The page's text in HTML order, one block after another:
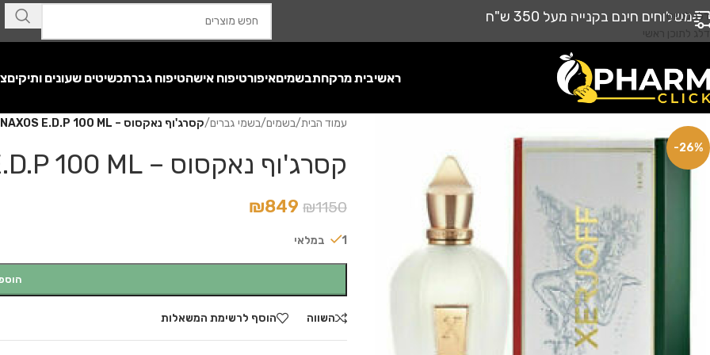
דלג לניווט
דלג לתוכן ראשי
משלוחים חינם בקנייה מעל 350 ש"ח
ראשיבית מרקחתבשמיםאיפורטיפוח אישהטיפוח גברתכשיטים שעונים ותיקים
-26%
עמוד הבית/בשמים/בשמי גברים/קסרג'וף נאקסוס – XERJOFF NAXOS E.D.P 100 ML
קסרג'וף נאקסוס – XERJOFF NAXOS E.D.P 100 ML
₪1150
₪849
1 במלאי
השווה הוסף לרשימת המשאלות